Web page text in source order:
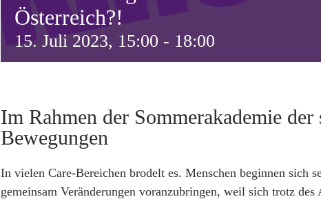
Österreich?!
15. Juli 2023, 15:00 - 18:00
Im Rahmen der Sommerakademie der
Bewegungen
In vielen Care-Bereichen brodelt es. Menschen beginnen sich
gemeinsam Veränderungen voranzubringen, weil sich trotz des